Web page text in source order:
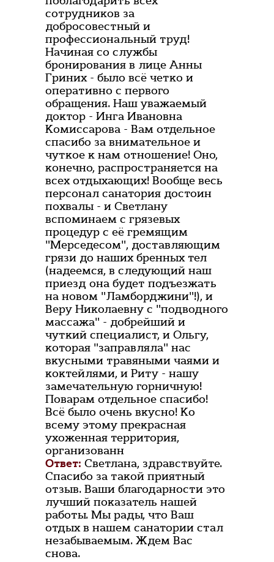
сотрудников за
добросовестный и
профессиональный труд!
Начиная со службы
бронирования в лице Анны
Гриних - было всё четко и
оперативно с первого
обращения. Наш уважаемый
доктор - Инга Ивановна
Комиссарова - Вам отдельное
спасибо за внимательное и
чуткое к нам отношение! Оно,
конечно, распространяется на
всех отдыхающих! Вообще весь
персонал санатория достоин
похвалы - и Светлану
вспоминаем с грязевых
процедур с её гремящим
"Мерседесом", доставляющим
грязи до наших бренных тел
(надеемся, в следующий наш
приезд она будет подъезжать
на новом "Ламборджини"!), и
Веру Николаевну с "подводного
массажа" - добрейший и
чуткий специалист, и Ольгу,
которая "заправляла" нас
вкусными травяными чаями и
коктейлями, и Риту - нашу
замечательную горничную!
Поварам отдельное спасибо!
Всё было очень вкусно! Ко
всему этому прекрасная
ухоженная территория,
организованн
Ответ: Светлана, здравствуйте.
Спасибо за такой приятный
отзыв. Ваши благодарности это
лучший показатель нашей
работы. Мы рады, что Ваш
отдых в нашем санатории стал
незабываемым. Ждем Вас
снова.